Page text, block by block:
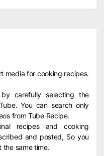
media for cooking recipes.
carefully selecting the
You can search only
from Tube Recipe.
recipes and cooking
and posted, So you
the same time.